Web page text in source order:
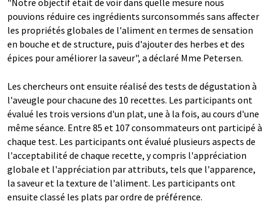
pouvions réduire ces ingrédients surconsommés sans affecter
les propriétés globales de l'aliment en termes de sensation
en bouche et de structure, puis d'ajouter des herbes et des
épices pour améliorer la saveur", a déclaré Mme Petersen.
Les chercheurs ont ensuite réalisé des tests de dégustation à
l'aveugle pour chacune des 10 recettes. Les participants ont
évalué les trois versions d'un plat, une à la fois, au cours d'une
même séance. Entre 85 et 107 consommateurs ont participé à
chaque test. Les participants ont évalué plusieurs aspects de
l'acceptabilité de chaque recette, y compris l'appréciation
globale et l'appréciation par attributs, tels que l'apparence,
la saveur et la texture de l'aliment. Les participants ont
ensuite classé les plats par ordre de préférence.